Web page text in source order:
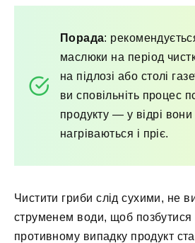
Порада:
маслюки на період
на підлозі або столі
ви сповільніть процес
продукту — у відрі
нагріваються і пріє.
Чистити гриби слід сухими, не
струменем води, щоб позбутися
противному випадку продукт